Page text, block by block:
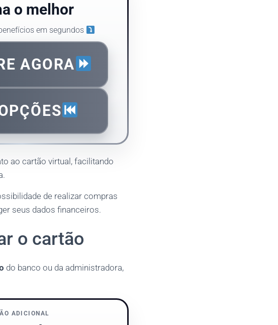
o melhor
em segundos
AGORA
ao cartão virtual, facilitando
de realizar compras
seus dados financeiros.
o cartão
do banco ou da administradora,
ADICIONAL